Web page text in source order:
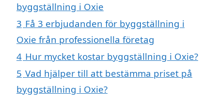
byggställning i Oxie
3 Få 3 erbjudanden för byggställning i
Oxie från professionella företag
4 Hur mycket kostar byggställning i Oxie?
5 Vad hjälper till att bestämma priset på
byggställning i Oxie?